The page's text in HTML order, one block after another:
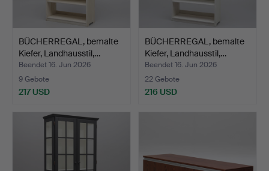
BÜCHERREGAL, bemalte
Kiefer, Landhausstil,…
Beendet 16. Jun 2026
9 Gebote
217 USD
BÜCHERREGAL, bemalte
Kiefer, Landhausstil,…
Beendet 16. Jun 2026
22 Gebote
216 USD